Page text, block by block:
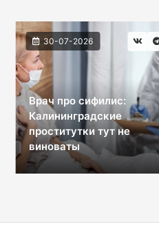
30-07-2026
Врач про сифилис:
Калининградские
проститутки тут не
виноваты